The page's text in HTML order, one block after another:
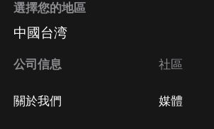
選擇您的地區
中國台湾
公司信息
關於我們
社區
媒體